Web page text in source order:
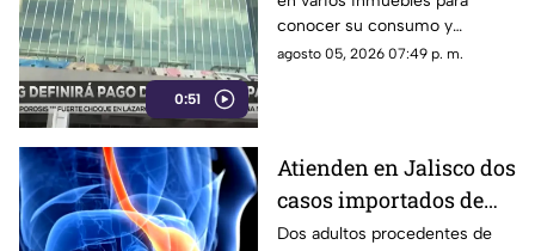
0:51
consumo de agua al
SIAPA
conocer su consumo y
comenzar a pagar al SIAPA a
agosto 05, 2026 07:49 p. m.
Atienden en Jalisco dos
casos importados de
ciclosporiasis
Dos adultos procedentes de